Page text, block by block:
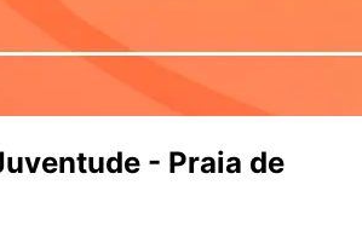
- Praia de